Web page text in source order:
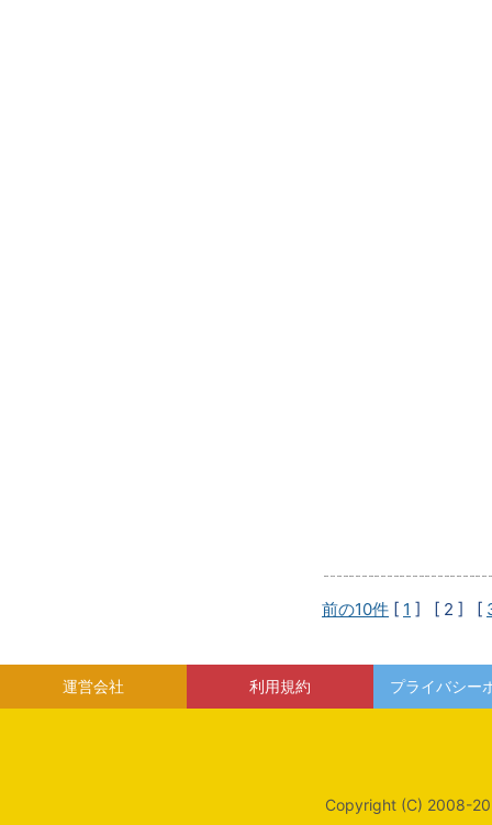
前の10件 [ 1 ] [ 2 ] [
運営会社 利用規約 プライバシー
Copyright (C) 2008-